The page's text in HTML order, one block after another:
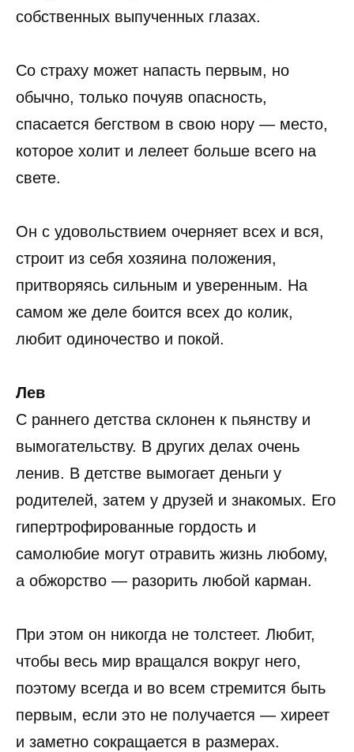
собственных выпученных глазах.
Со страху может напасть первым, но
обычно, только почуяв опасность,
спасается бегством в свою нору — место,
которое холит и лелеет больше всего на
свете.
Он с удовольствием очерняет всех и вся,
строит из себя хозяина положения,
притворяясь сильным и уверенным. На
самом же деле боится всех до колик,
любит одиночество и покой.
Лев
С раннего детства склонен к пьянству и
вымогательству. В других делах очень
ленив. В детстве вымогает деньги у
родителей, затем у друзей и знакомых. Его
гипертрофированные гордость и
самолюбие могут отравить жизнь любому,
а обжорство — разорить любой карман.
При этом он никогда не толстеет. Любит,
чтобы весь мир вращался вокруг него,
поэтому всегда и во всем стремится быть
первым, если это не получается — хиреет
и заметно сокращается в размерах.